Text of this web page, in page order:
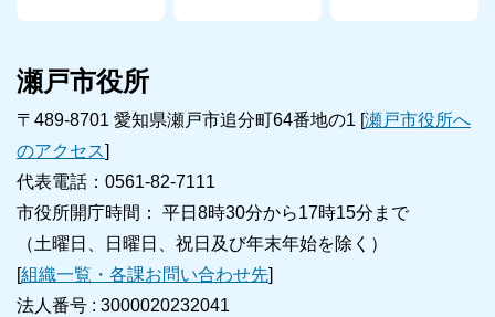
瀬戸市役所
〒489-8701 愛知県瀬戸市追分町64番地の1 [瀬戸市役所へ
のアクセス]
代表電話：0561-82-7111
市役所開庁時間： 平日8時30分から17時15分まで
（土曜日、日曜日、祝日及び年末年始を除く）
[組織一覧・各課お問い合わせ先]
法人番号 : 3000020232041